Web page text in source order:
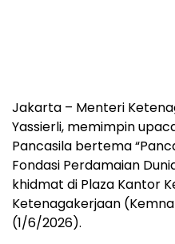
Jakarta – Menteri
Yassierli, memimpin
Pancasila bertema
Fondasi Perdamaian
khidmat di Plaza Kantor
Ketenagakerjaan
(1/6/2026).